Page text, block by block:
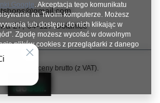
27,64-117Gołanice
ceny brutto (z VAT).
Google. Akceptacja tego komunikatu
na Twoim komputerze. Możesz
lub dostępu do nich klikając w
Zgodę możesz wycofać w dowolnym
plików cookies z przeglądarki z danego